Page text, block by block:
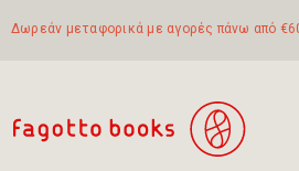
Δωρεάν μεταφορικά με αγορές πάνω από